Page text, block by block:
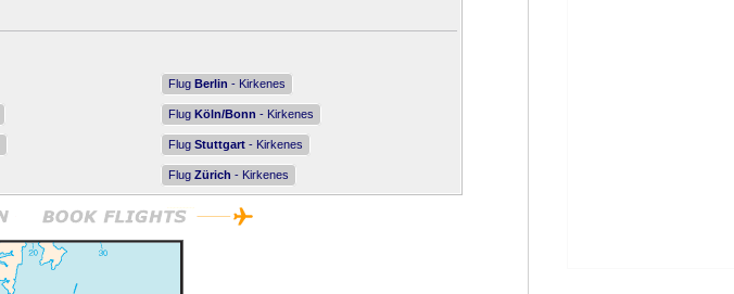
Flug Berlin - Kirkenes
Flug Köln/Bonn - Kirkenes
Flug Stuttgart - Kirkenes
Flug Zürich - Kirkenes